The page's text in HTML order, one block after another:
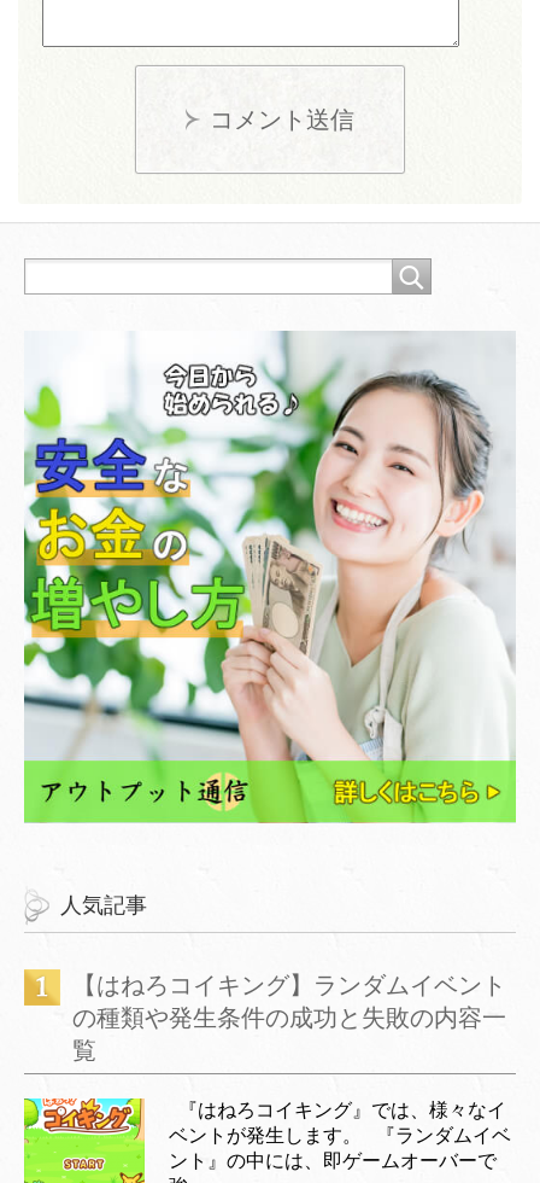
コメント送信
人気記事
【はねろコイキング】ランダムイベント
の種類や発生条件の成功と失敗の内容一
覧
『はねろコイキング』では、様々なイ
ベントが発生します。 『ランダムイベ
ント』の中には、即ゲームオーバーで